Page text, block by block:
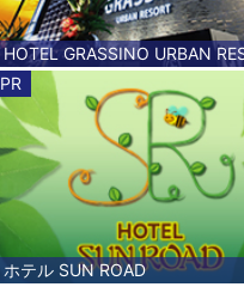
HOTEL GRASSINO URBAN
PR
ホテル SUN ROAD